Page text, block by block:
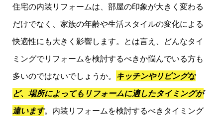
住宅の内装リフォームは、部屋の印象が大きく変わる
だけでなく、家族の年齢や生活スタイルの変化による
快適性にも大きく影響します。とは言え、どんなタイ
ミングでリフォームを検討するべきか悩んでいる方も
多いのではないでしょうか。 キッチンやリビングな
ど、場所によってもリフォームに適したタイミングが
違います。内装リフォームを検討するべきタイミング